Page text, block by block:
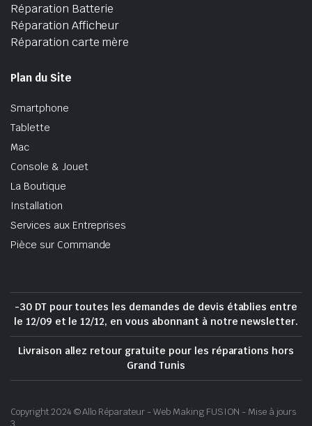
Réparation Batterie
Réparation Afficheur
Réparation carte mère
Plan du Site
Smartphone
Tablette
Mac
Console & Jouet
La Boutique
Installation
Services aux Entreprises
Pièce sur Commande
-30 DT pour toutes les demandes de devis établies entre
le 12/09 et le 12/12, en vous abonnant à notre newsletter.
Livraison allez retour gratuite pour les réparations hors
Grand Tunis
Copyright 2024 © Allo Réparateur - Web Making FUSION - Mise à jours
3